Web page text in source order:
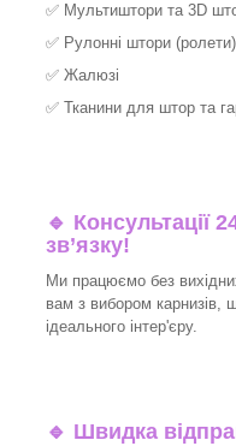
✅ Мультиштори та 3D
✅ Рулонні штори (ролети)
✅ Жалюзі
✅ Тканини для штор та
🔹 Консультації
зв’язку!
Ми працюємо без
вам з вибором карнизів,
ідеального інтер'єру.​
🔹 Швидка